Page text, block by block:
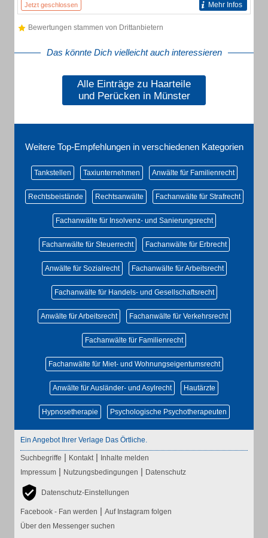
Jetzt geschlossen Mehr Infos
Bewertungen stammen von Drittanbietern
Das könnte Dich vielleicht auch interessieren
Alle Einträge zu Haarteile
und Perücken in Münster
Weitere Top-Empfehlungen in verschiedenen Kategorien
Tankstellen Taxiunternehmen Anwälte für Familienrecht
Rechtsbeistände Rechtsanwälte Fachanwälte für Strafrecht
Fachanwälte für Insolvenz- und Sanierungsrecht
Fachanwälte für Steuerrecht Fachanwälte für Erbrecht
Anwälte für Sozialrecht Fachanwälte für Arbeitsrecht
Fachanwälte für Handels- und Gesellschaftsrecht
Anwälte für Arbeitsrecht Fachanwälte für Verkehrsrecht
Fachanwälte für Familienrecht
Fachanwälte für Miet- und Wohnungseigentumsrecht
Anwälte für Ausländer- und Asylrecht Hautärzte
Hypnosetherapie Psychologische Psychotherapeuten
Ein Angebot Ihrer Verlage Das Örtliche.
Suchbegriffe | Kontakt | Inhalte melden
Impressum | Nutzungsbedingungen | Datenschutz
Datenschutz-Einstellungen
Facebook - Fan werden | Auf Instagram folgen
Über den Messenger suchen